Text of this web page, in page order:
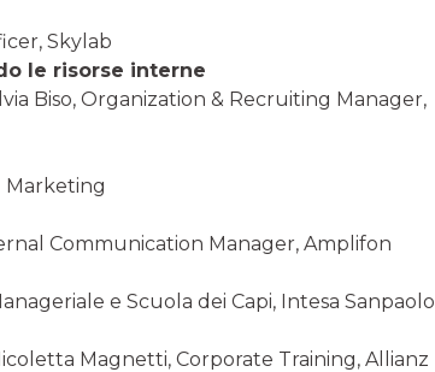
Skylab
le risorse interne
Biso, Organization & Recruiting Manager,
Marketing
Communication Manager, Amplifon
e Scuola dei Capi, Intesa Sanpaolo
Magnetti, Corporate Training, Allianz